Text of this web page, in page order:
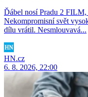
Ďábel nosí Pradu 2
Nekompromisní svět
dílu vrátil. Nesmlouvavá...
HN.cz
6. 8. 2026, 22:00